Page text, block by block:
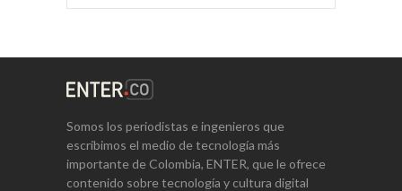
Somos los periodistas e ingenieros que
escribimos el medio de tecnología más
importante de Colombia, ENTER, que le ofrece
contenido sobre tecnología y cultura digital